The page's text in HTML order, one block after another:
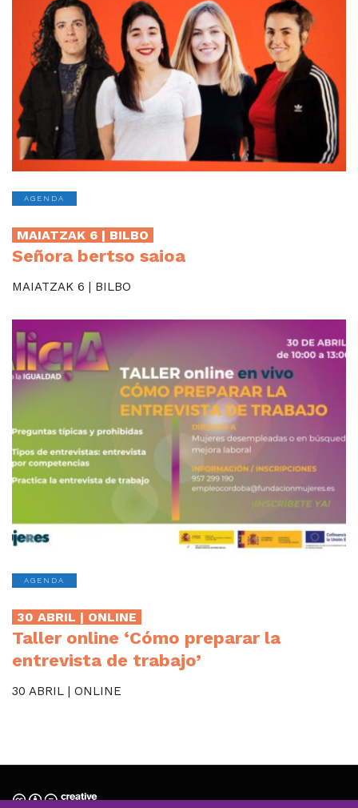
AGENDA
MAIATZAK 6 | BILBO
Señora bertso saioa
MAIATZAK 6 | BILBO
AGENDA
30 ABRIL | ONLINE
Taller online ‘Cómo preparar la
entrevista de trabajo’
30 ABRIL | ONLINE